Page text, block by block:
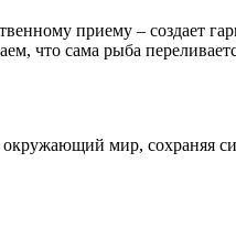
приему – создает
что сама рыба
мир, сохраняя